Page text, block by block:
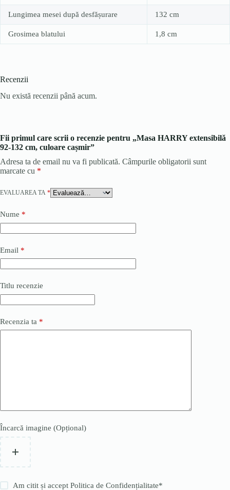
Lungimea mesei după desfășurare 132 cm
Grosimea blatului 1,8 cm
Recenzii
Nu există recenzii până acum.
Fii primul care scrii o recenzie pentru „Masa HARRY extensibilă
92-132 cm, culoare cașmir”
Adresa ta de email nu va fi publicată. Câmpurile obligatorii sunt
marcate cu *
EVALUAREA TA *
Nume *
Email *
Titlu recenzie
Recenzia ta *
Încarcă imagine (Opțional)
Am citit și acceptPolitica de Confidențialitate*